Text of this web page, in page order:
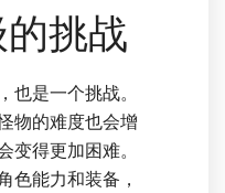
挑战
也是一个挑战。
物的难度也会增
变得更加困难。
色能力和装备，